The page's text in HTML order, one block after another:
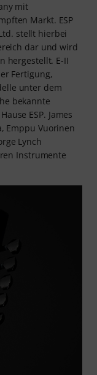
mit
Markt. ESP
stellt hierbei
dar und wird
hergestellt. E-II
Fertigung,
unter dem
bekannte
ESP. James
Emppu Vuorinen
Lynch
Instrumente